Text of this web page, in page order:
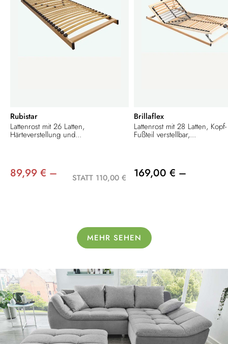
Rubistar
Lattenrost mit 26 Latten,
Härteverstellung und...
89,99 € – STATT 110,00 €
Brillaflex
Lattenrost mit 28 Latten,
Fußteil verstellbar,...
169,00 € –
MEHR SEHEN